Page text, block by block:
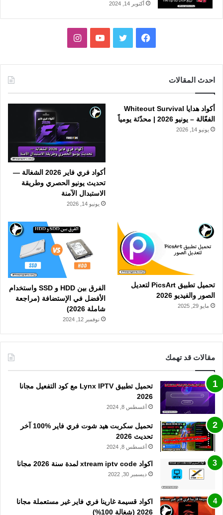
أكتوبر 14, 2024
فيسبوك تويتر يوتيوبانستقرام
احدث المقالات
أكواد هدايا Whiteout Survival
الفعّالة – يونيو 2026 | محدّثة يومياً
يونيو 14, 2026
أكواد فري فاير 2026 الشغالة —
تحديث يونيو الحصري وطريقة
الاستبدال الآمنة
يونيو 14, 2026
تحميل تطبيق PicsArt لتعديل
الصور والفيديو 2026
مايو 29, 2025
الفرق بين HDD و SSD واستخدام
الأفضل في الإستضافة (مراجعة
شاملة 2026)
نوفمبر 12, 2024
مقالات قد تهمك
تحميل تطبيق Lynx IPTV مع كود التفعيل مجانا
2026
أغسطس 8, 2024
تحميل سكربت هيد شوت فري فاير %100 آخر
تحديث 2026
أغسطس 8, 2024
اكواد xtream iptv code لمدة سنة 2026 مجانا
ديسمبر 30, 2022
اكواد قسيمة غارينا فري فاير غير مستعملة مجانا
2026 (شغالة 100%)